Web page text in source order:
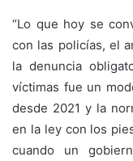
“Lo que hoy se
con las policías, el
la denuncia
víctimas fue un
desde 2021 y la
en la ley con los
cuando un